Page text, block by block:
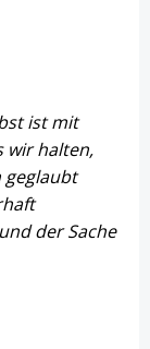
ist mit
wir halten,
geglaubt
der Sache